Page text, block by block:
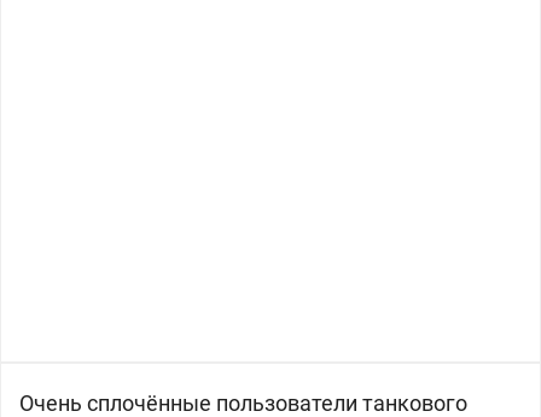
Очень сплочённые пользователи танкового